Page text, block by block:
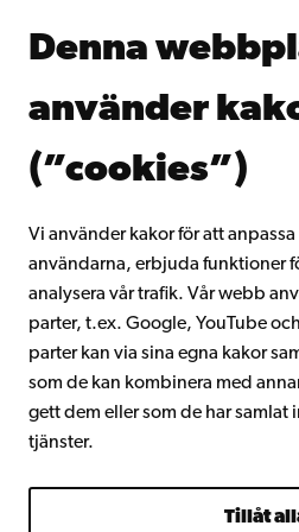
Denna
använder
(”cookies”)
Vi använder kakor för att anpassa
användarna, erbjuda funktioner
analysera vår trafik. Vår webb
parter, t.ex. Google, YouTube
parter kan via sina egna kakor
som de kan kombinera med
gett dem eller som de har samlat
tjänster.
Tillåt
Kontinuerligt lärande
Gå med i Åbo Akademis
Intranätet
Facebook InstagramYouTube LinkedIn